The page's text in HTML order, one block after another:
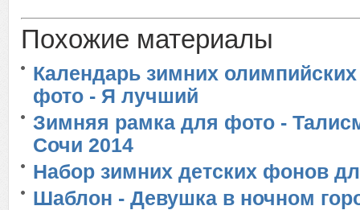
Похожие материалы
Календарь зимних
фото - Я лучший
Зимняя рамка для фото -
Сочи 2014
Набор зимних детских фонов
Шаблон - Девушка в ночном